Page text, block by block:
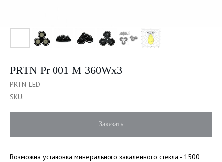
PRTN Pr 001 М 360Wх3
PRTN-LED
SKU:
Заказать
Возможна установка минерального закаленного стекла - 1500